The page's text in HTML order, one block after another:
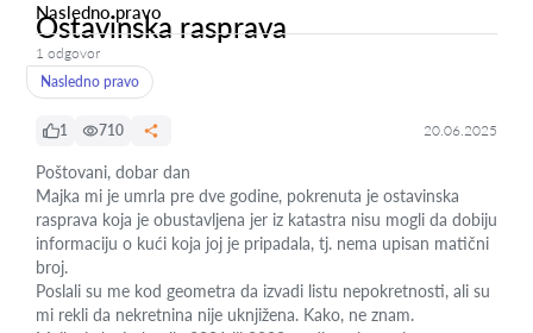
Nasledno pravo
Ostavinska rasprava
1 odgovor
Nasledno pravo
1 710 20.06.2025
Poštovani, dobar dan
Majka mi je umrla pre dve godine, pokrenuta je ostavinska
rasprava koja je obustavljena jer iz katastra nisu mogli da dobiju
informaciju o kući koja joj je pripadala, tj. nema upisan matični
broj.
Poslali su me kod geometra da izvadi listu nepokretnosti, ali su
mi rekli da nekretnina nije uknjižena. Kako, ne znam.